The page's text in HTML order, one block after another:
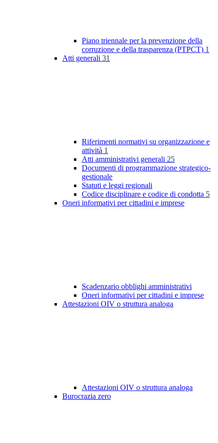
Piano triennale per la prevenzione della
corruzione e della trasparenza (PTPCT) 1
Atti generali 31
Riferimenti normativi su organizzazione e
attività 1
Atti amministrativi generali 25
Documenti di programmazione strategico-
gestionale
Statuti e leggi regionali
Codice disciplinare e codice di condotta 5
Oneri informativi per cittadini e imprese
Scadenzario obblighi amministrativi
Oneri informativi per cittadini e imprese
Attestazioni OIV o struttura analoga
Attestazioni OIV o struttura analoga
Burocrazia zero